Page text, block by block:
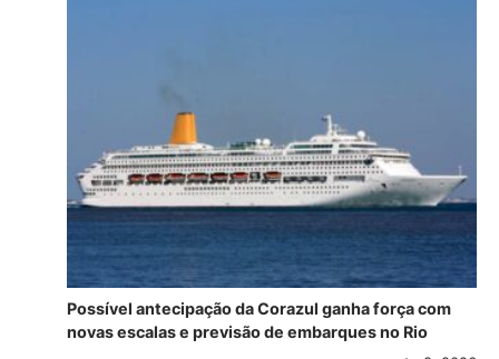
Possível antecipação da Corazul ganha força com
novas escalas e previsão de embarques no Rio